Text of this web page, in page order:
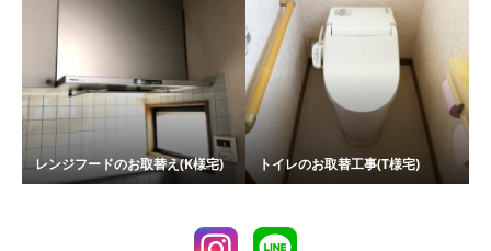
レンジフードのお取替え(K様宅) トイレのお取替工事(T様宅)